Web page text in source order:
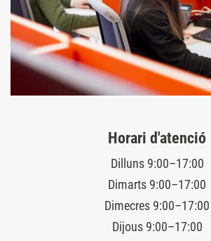
Horari d'atenció
Dilluns 9:00–17:00
Dimarts 9:00–17:00
Dimecres 9:00–17:00
Dijous 9:00–17:00